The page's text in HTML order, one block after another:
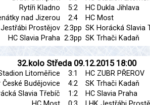
Rytíři Kladno
5:2
HC Dukla Jihlava
nad Jizerou
2:4
HC Most
Jestřábi Prostějov 2:3pp SK Horácká Slavia
HC Slavia Praha 2:3pp SK Trhači Kadaň
32.kolo Středa 09.12.2015 18:00
Litoměřice 3:1
HC ZUBR PŘEROV
Budějovice
4:2
SK Trhači Kadaň
Slavia Třebíč
1:2
HC Slavia Praha